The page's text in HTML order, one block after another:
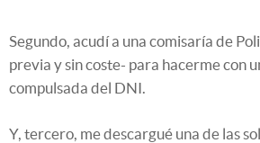
Segundo, acudí a una comisaría de
previa y sin coste- para hacerme con
compulsada del DNI.
Y, tercero, me descargué una de las